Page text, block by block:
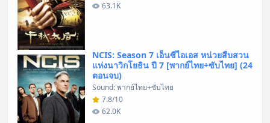
63.1K
NCIS: Season 7 เอ็นซีไอเอส หน่วยสืบสวน
แห่งนาวิกโยธิน ปี 7 [พากย์ไทย+ซับไทย] (24
ตอนจบ)
Sound: พากย์ไทย+ซับไทย
7.8/10
62.0K